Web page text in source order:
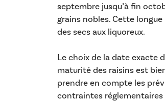
septembre jusqu’à fin
grains nobles. Cette
des secs aux liquoreux.
Le choix de la date exacte
maturité des raisins est
prendre en compte les
contraintes réglementaires